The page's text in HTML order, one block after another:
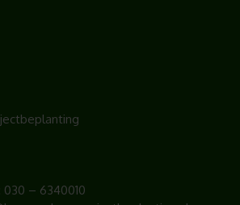
030 – 6340010